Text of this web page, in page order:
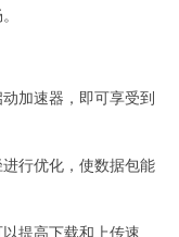
加速器，即可享受到
行优化，使数据包能
提高下载和上传速